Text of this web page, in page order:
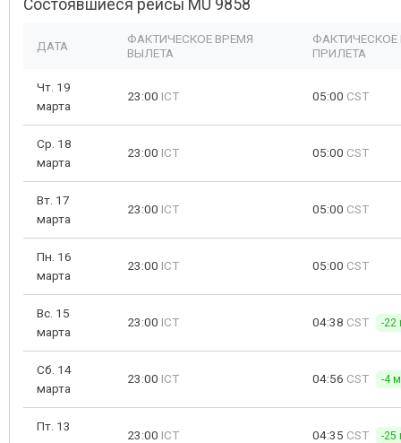
Состоявшиеся рейсы MU 9858
ДАТА
ФАКТИЧЕСКОЕ ВРЕМЯ
ВЫЛЕТА
ФАКТИЧЕСКОЕ
ПРИЛЕТА
Чт. 19
марта
23:00 ICT 05:00 CST
Ср. 18
марта
23:00 ICT 05:00 CST
Вт. 17
марта
23:00 ICT 05:00 CST
Пн. 16
марта
23:00 ICT 05:00 CST
Вс. 15
марта
23:00 ICT 04:38 CST -22
Сб. 14
марта
23:00 ICT 04:56 CST -4
Пт. 13
23:00 ICT 04:35 CST -25